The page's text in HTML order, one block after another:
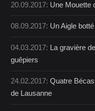
20.09.2017: Une Mouette
08.09.2017: Un Aigle
04.03.2017: La gravière
guêpiers
24.02.2017:Quatre
de Lausanne